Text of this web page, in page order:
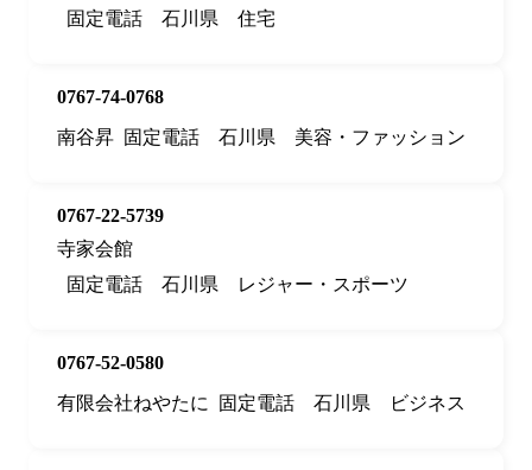
固定電話
石川県 住宅
0767-74-0768
南谷昇 固定電話 石川県 美容・ファッション
0767-22-5739
寺家会館
固定電話
石川県 レジャー・スポーツ
0767-52-0580
有限会社ねやたに
固定電話 石川県 ビジネス